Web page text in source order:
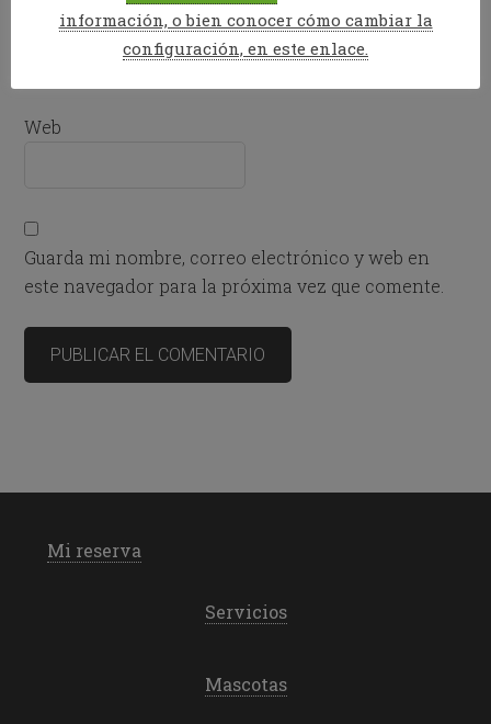
Correo electrónico*
Web
Guarda mi nombre, correo electrónico y web en
este navegador para la próxima vez que comente.
Mi reserva
Servicios
Mascotas
información, o bien conocer cómo cambiar la
configuración, en este enlace.